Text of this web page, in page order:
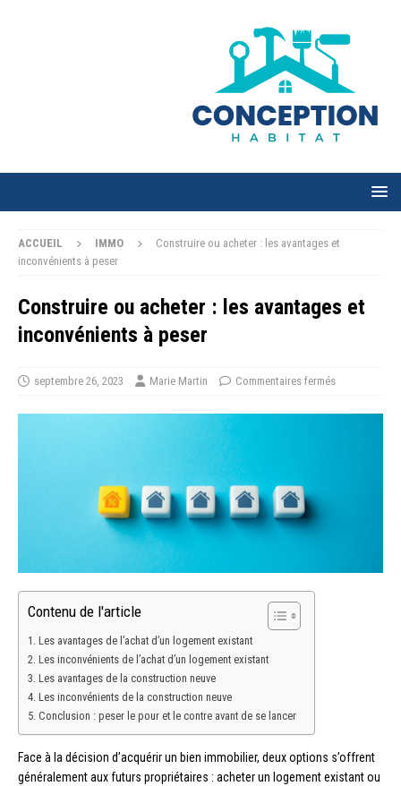
ACCUEIL IMMO
Construire ou acheter : les avantages et
inconvénients à peser
Construire ou acheter : les avantages et
inconvénients à peser
septembre 26, 2023 Marie Martin Commentaires fermés
Contenu de l'article
Les avantages de l’achat d’un logement existant
Les inconvénients de l’achat d’un logement existant
Les avantages de la construction neuve
Les inconvénients de la construction neuve
Conclusion : peser le pour et le contre avant de se lancer
Face à la décision d’acquérir un bien immobilier, deux options s’offrent
généralement aux futurs propriétaires : acheter un logement existant ou